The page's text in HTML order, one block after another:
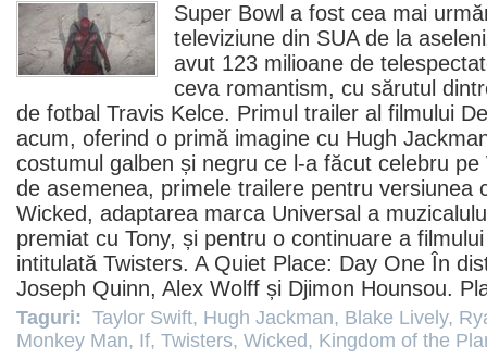
Super Bowl a fost cea mai
televiziune din SUA de la
avut 123 milioane de
ceva romantism, cu sărutul
de fotbal Travis Kelce. Primul trailer al filmului
acum, oferind o primă imagine cu Hugh
costumul galben și negru ce l-a făcut celebru
de asemenea, primele trailere pentru versiunea
Wicked, adaptarea marca Universal a
premiat cu Tony, și pentru o continuare a
intitulată Twisters. A Quiet Place: Day One În
Joseph Quinn, Alex Wolff și Djimon Hounsou.
Taguri: Taylor Swift, Hugh Jackman, Blake Lively,
Monkey Man, If, Twisters, Wicked, Kingdom of the